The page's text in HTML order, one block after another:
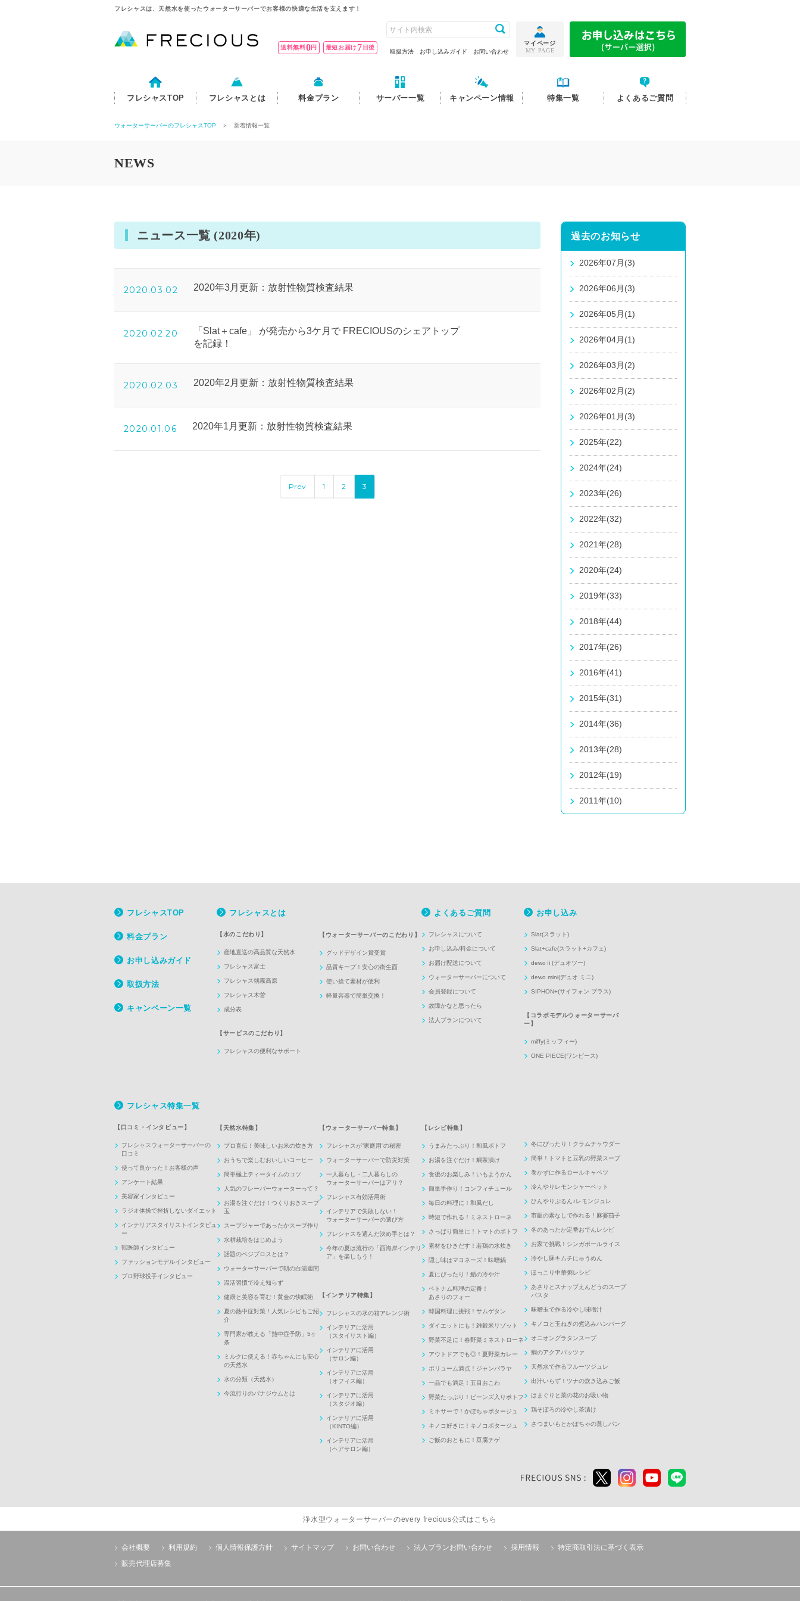
フレシャスは、天然水を使ったウォーターサーバーでお客様の快適な生活を支えます！
送料無料0円 最短お届け7 日後
取扱方法 お申し込みガイド お問い合わせ
マイページ
MY PAGE
フレシャスTOP フレシャスとは 料金プラン サーバー一覧 キャンペーン情報 特集一覧 よくあるご質問
ウォーターサーバーのフレシャスTOP ＞ 新着情報一覧
NEWS
ニュース一覧 (2020年)
2020.03.02 2020年3月更新：放射性物質検査結果
2020.02.20
「Slat＋cafe」 が発売から3ケ月で FRECIOUSのシェアトップ
を記録！
2020.02.03 2020年2月更新：放射性物質検査結果
2020.01.06 2020年1月更新：放射性物質検査結果
Prev 1 2 3
過去のお知らせ
2026年07月(3)
2026年06月(3)
2026年05月(1)
2026年04月(1)
2026年03月(2)
2026年02月(2)
2026年01月(3)
2025年(22)
2024年(24)
2023年(26)
2022年(32)
2021年(28)
2020年(24)
2019年(33)
2018年(44)
2017年(26)
2016年(41)
2015年(31)
2014年(36)
2013年(28)
2012年(19)
2011年(10)
フレシャスTOP
料金プラン
お申し込みガイド
取扱方法
キャンペーン一覧
フレシャスとは
【水のこだわり】
産地直送の高品質な天然水
フレシャス富士
フレシャス朝霧高原
フレシャス木曽
成分表
【サービスのこだわり】
フレシャスの便利なサポート
【ウォーターサーバーのこだわり】
グッドデザイン賞受賞
品質キープ！安心の衛生面
使い捨て素材が便利
軽量容器で簡単交換！
よくあるご質問
フレシャスについて
お申し込み/料金について
お届け配送について
ウォーターサーバーについて
会員登録について
故障かなと思ったら
法人プランについて
お申し込み
Slat(スラット)
Slat+cafe(スラット+カフェ)
dewoⅱ(デュオツー)
dewo mini(デュオ ミニ)
SIPHON+(サイフォン プラス)
【コラボモデルウォーターサーバ
ー】
miffy(ミッフィー)
ONE PIECE(ワンピース)
フレシャス特集一覧
【口コミ・インタビュー】
フレシャスウォーターサーバーの
口コミ
使って良かった！お客様の声
アンケート結果
美容家インタビュー
ラジオ体操で挫折しないダイエット
インテリアスタイリストインタビュ
ー
獣医師インタビュー
ファッションモデルインタビュー
プロ野球投手インタビュー
【天然水特集】
プロ直伝！美味しいお米の炊き方
おうちで楽しむおいしいコーヒー
簡単極上ティータイムのコツ
人気のフレーバーウォーターって？
お湯を注ぐだけ！つくりおきスープ
玉
スープジャーであったかスープ作り
水耕栽培をはじめよう
話題のベジブロスとは？
ウォーターサーバーで朝の白湯週間
温活習慣で冷え知らず
健康と美容を育む！黄金の快眠術
夏の熱中症対策！人気レシピもご紹
介
専門家が教える「熱中症予防」5ヶ
条
ミルクに使える！赤ちゃんにも安心
の天然水
水の分類（天然水）
今流行りのバナジウムとは
【ウォーターサーバー特集】
フレシャスが”家庭用”の秘密
ウォーターサーバーで防災対策
一人暮らし・二人暮らしの
ウォーターサーバーはアリ？
フレシャス有効活用術
インテリアで失敗しない！
ウォーターサーバーの選び方
フレシャスを選んだ決め手とは？
今年の夏は流行の「西海岸インテリ
ア」を楽しもう！
【インテリア特集】
フレシャスの水の箱アレンジ術
インテリアに活用
（スタイリスト編）
インテリアに活用
（サロン編）
インテリアに活用
（オフィス編）
インテリアに活用
（スタジオ編）
インテリアに活用
（KINTO編）
インテリアに活用
（ヘアサロン編）
【レシピ特集】
うまみたっぷり！和風ポトフ
お湯を注ぐだけ！鯛茶漬け
食後のお楽しみ！いもようかん
簡単手作り！コンフィチュール
毎日の料理に！和風だし
時短で作れる！ミネストローネ
さっぱり簡単に！トマトのポトフ
素材をひきだす！若鶏の水炊き
隠し味はマヨネーズ！味噌鍋
夏にぴったり！鯖の冷や汁
ベトナム料理の定番！
あさりのフォー
韓国料理に挑戦！サムゲタン
ダイエットにも！雑穀米リゾット
野菜不足に！春野菜ミネストローネ
アウトドアでも◎！夏野菜カレー
ボリューム満点！ジャンバラヤ
一品でも満足！五目おこわ
野菜たっぷり！ビーンズ入りポトフ
ミキサーで！かぼちゃポタージュ
キノコ好きに！キノコポタージュ
ご飯のおともに！豆腐チゲ
冬にぴったり！クラムチャウダー
簡単！トマトと豆乳の野菜スープ
巻かずに作るロールキャベツ
冷んやりレモンシャーベット
ひんやりぷるん♪レモンジュレ
市販の素なしで作れる！麻婆茄子
冬のあったか定番おでんレシピ
お家で挑戦！シンガポールライス
冷やし豚キムチにゅうめん
ほっこり中華粥レシピ
あさりとスナップえんどうのスープ
パスタ
味噌玉で作る冷やし味噌汁
キノコと玉ねぎの煮込みハンバーグ
オニオングラタンスープ
鯛のアクアパッツァ
天然水で作るフルーツジュレ
出汁いらず！ツナの炊き込みご飯
はまぐりと菜の花のお吸い物
鶏そぼろの冷やし茶漬け
さつまいもとかぼちゃの蒸しパン
浄水型ウォーターサーバーのevery frecious公式はこちら
会社概要 利用規約 個人情報保護方針 サイトマップ お問い合わせ 法人プランお問い合わせ 採用情報
特定商取引法に基づく表示
販売代理店募集